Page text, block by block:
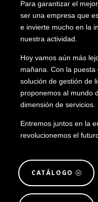
Para garantizar el
ser una empresa que
e invierte mucho en la
nuestra actividad.
Hoy vamos aún más
mañana. Con la
solución de gestión de
proponemos al mundo
dimensión de servicios.
Entremos juntos en la
revolucionemos el
CATÁLOGO